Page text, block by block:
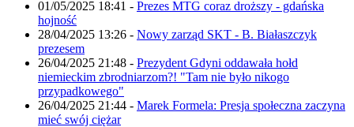
01/05/2025 18:41 - Prezes MTG coraz droższy - gdańska
hojność
28/04/2025 13:26 - Nowy zarząd SKT - B. Białaszczyk
prezesem
26/04/2025 21:48 - Prezydent Gdyni oddawała hołd
niemieckim zbrodniarzom?! "Tam nie było nikogo
przypadkowego"
26/04/2025 21:44 - Marek Formela: Presja społeczna zaczyna
mieć swój ciężar